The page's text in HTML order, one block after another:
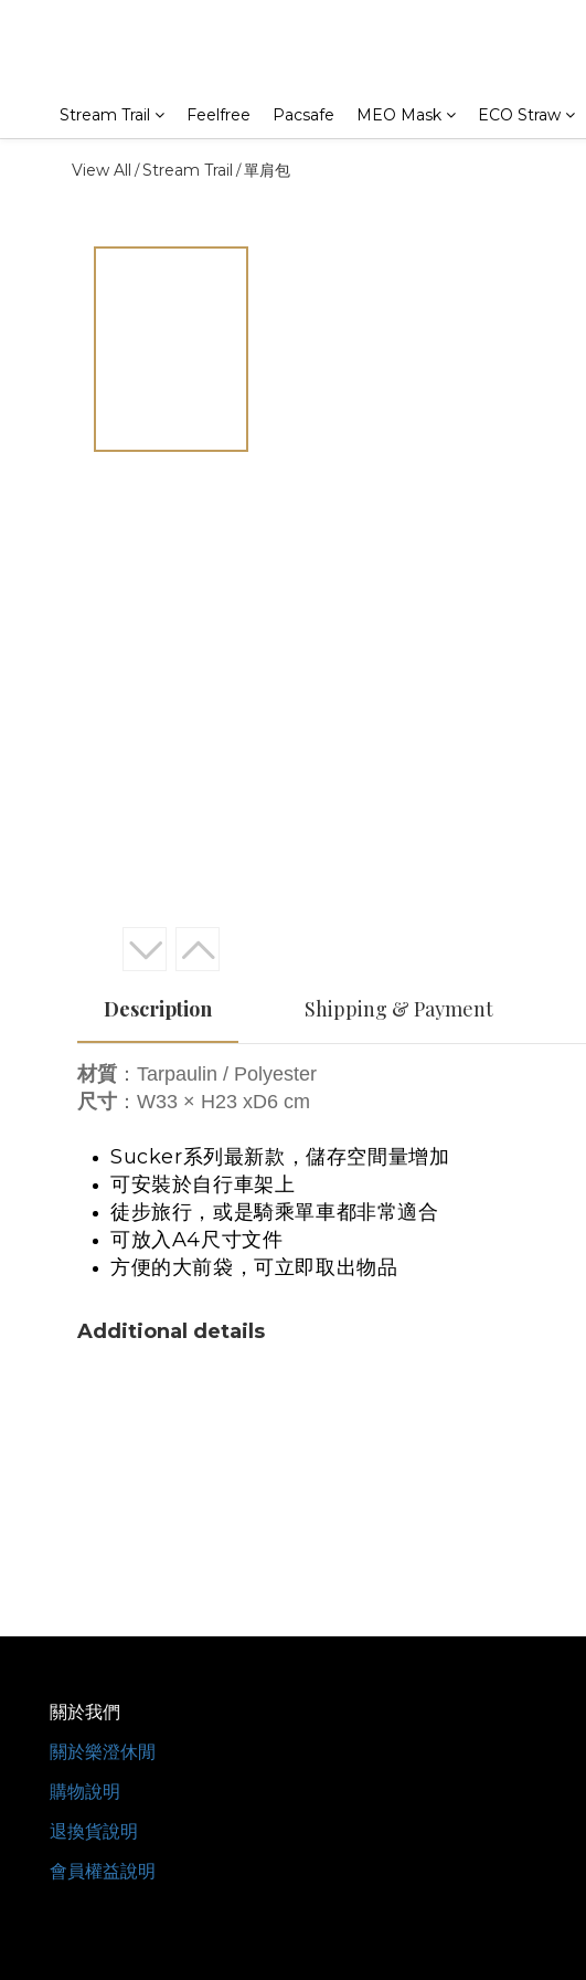
Stream Trail Feelfree Pacsafe MEO Mask ECO Straw
View All /Stream Trail /單肩包
Description Shipping & Payment
材質 ：Tarpaulin / Polyester
尺寸 ：W33 × H23 xD6 cm
Sucker系列最新款，儲存空間量增加
可安裝於自行車架上
徒步旅行，或是騎乘單車都非常適合
可放入A4尺寸文件
方便的大前袋，可立即取出物品
Additional details
關於我們
關於樂澄休閒
購物說明
退換貨說明
會員權益說明